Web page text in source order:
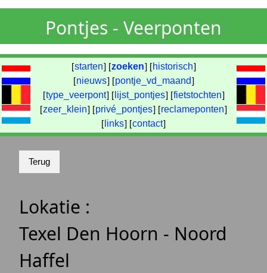
Pontjes - Veerponten
[starten] [zoeken] [ historisch]
[nieuws] [pontje_vd_maand]
[type_veerpont] [ lijst_pontjes] [fietstochten]
[zeer_klein] [privé_pontjes] [reclameponten]
[ links] [contact]
Lokatie :
Texel Den Hoorn - Noord
Haffel